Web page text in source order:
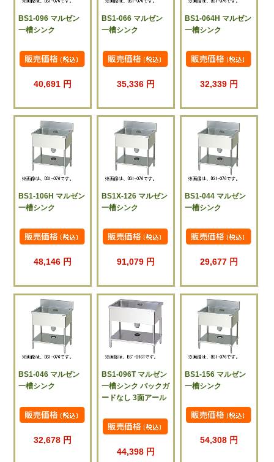
BS1-096 マルゼン
一槽シンク
40,691 円
BS1-066 マルゼン
一槽シンク
35,336 円
BS1-064H マルゼン
一槽シンク
32,339 円
BS1-106H マルゼン
一槽シンク
48,146 円
BS1X-126 マルゼン
一槽シンク
91,079 円
BS1-044 マルゼン
一槽シンク
29,677 円
BS1-046 マルゼン
一槽シンク
32,678 円
BS1-096T マルゼン
一槽シンク バックガ
ードなし 3面アール
44,398 円
BS1-156 マルゼン
一槽シンク
54,308 円